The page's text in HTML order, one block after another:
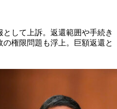
して上訴。返還範囲や手続き
権限問題も浮上。巨額返還と